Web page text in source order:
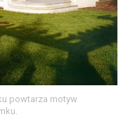
powtarza motyw